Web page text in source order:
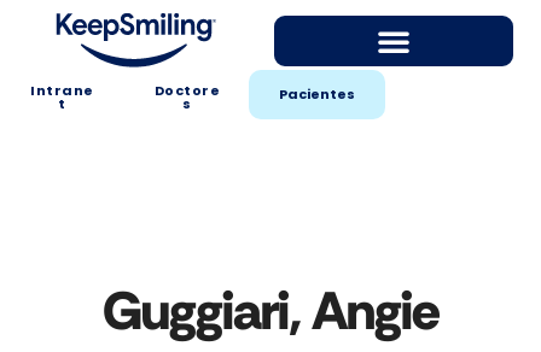
Intrane
t
Doctore
s Pacientes
Guggiari, Angie